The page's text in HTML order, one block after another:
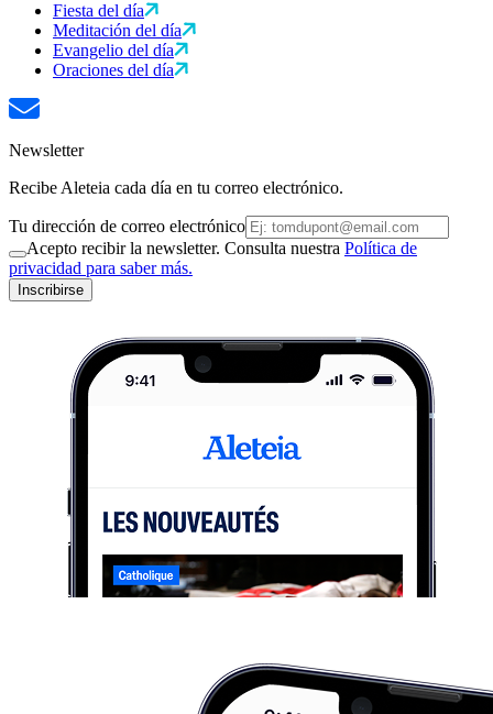
Fiesta del día
Meditación del día
Evangelio del día
Oraciones del día
Newsletter
Recibe Aleteia cada día en tu correo electrónico.
Tu dirección de correo electrónico
Acepto recibir la newsletter. Consulta nuestra Política de
privacidad para saber más.
Inscribirse